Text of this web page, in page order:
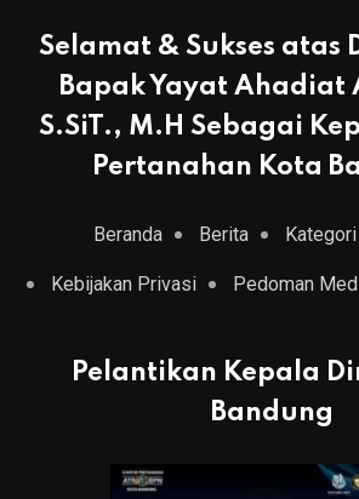
Selamat & Sukses atas
Bapak Yayat Ahadiat
S.SiT., M.H Sebagai
Pertanahan Kota
Beranda Berita Kategori
Kebijakan Privasi Pedoman
Pelantikan Kepala
Bandung